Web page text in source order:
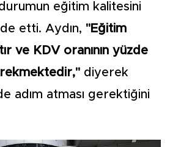
eğitim kalitesini
etti. Aydın, "Eğitim
ve KDV oranının yüzde
diyerek
adım atması gerektiğini